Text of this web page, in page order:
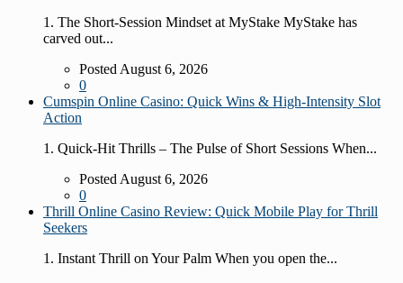
1. The Short‑Session Mindset at MyStake MyStake has
carved out...
Posted August 6, 2026
0
Cumspin Online Casino: Quick Wins & High‑Intensity Slot
Action
1. Quick‑Hit Thrills – The Pulse of Short Sessions When...
Posted August 6, 2026
0
Thrill Online Casino Review: Quick Mobile Play for Thrill
Seekers
1. Instant Thrill on Your Palm When you open the...